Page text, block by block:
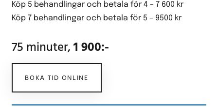
Köp 5 behandlingar och betala för 4 – 7 600 kr
Köp 7 behandlingar och betala för 5 – 9500 kr
75 minuter,1 900:-
BOKA TID ONLINE